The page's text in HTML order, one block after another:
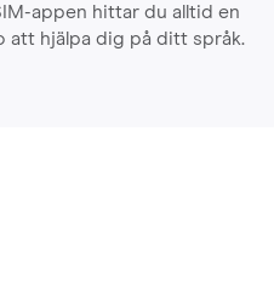
appen hittar du alltid en
att hjälpa dig på ditt språk.